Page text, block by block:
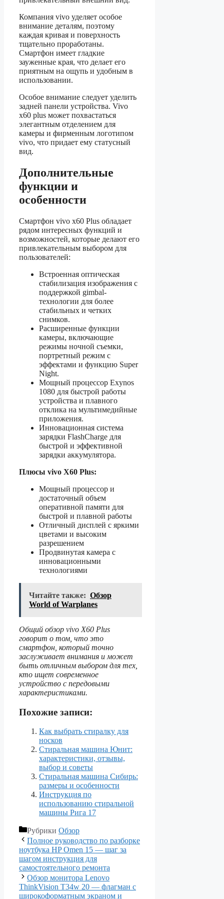
Компания vivo уделяет особое
внимание деталям, поэтому
каждая кривая и поверхность
тщательно проработаны.
Смартфон имеет гладкие
зауженные края, что делает его
приятным на ощупь и удобным в
использовании.
Особое внимание следует уделить
задней панели устройства. Vivo
x60 plus может похвастаться
элегантным отделением для
камеры и фирменным логотипом
vivo, что придает ему статусный
вид.
Дополнительные
функции и
особенности
Смартфон vivo x60 Plus обладает
рядом интересных функций и
возможностей, которые делают его
привлекательным выбором для
пользователей:
Встроенная оптическая
стабилизация изображения с
поддержкой gimbal-
технологии для более
стабильных и четких
снимков.
Расширенные функции
камеры, включающие
режимы ночной съемки,
портретный режим с
эффектами и функцию Super
Night.
Мощный процессор Exynos
1080 для быстрой работы
устройства и плавного
отклика на мультимедийные
приложения.
Инновационная система
зарядки FlashCharge для
быстрой и эффективной
зарядки аккумулятора.
Плюсы vivo X60 Plus:
Мощный процессор и
достаточный объем
оперативной памяти для
быстрой и плавной работы
Отличный дисплей с яркими
цветами и высоким
разрешением
Продвинутая камера с
инновационными
технологиями
Читайте также: Обзор
World of Warplanes
Общий обзор vivo X60 Plus
говорит о том, что это
смартфон, который точно
заслуживает внимания и может
быть отличным выбором для тех,
кто ищет современное
устройство с передовыми
характеристиками.
Похожие записи:
Как выбрать стиралку для
носков
Стиральная машина Юнит:
характеристики, отзывы,
выбор и советы
Стиральная машина Сибирь:
размеры и особенности
Инструкция по
использованию стиральной
машины Рига 17
Рубрики Обзор
Полное руководство по разборке
ноутбука HP Omen 15 — шаг за
шагом инструкция для
самостоятельного ремонта
Обзор монитора Lenovo
ThinkVision T34w 20 — флагман с
широкоформатным экраном и